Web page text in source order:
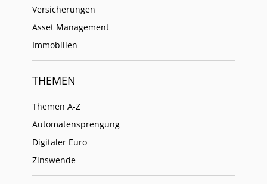
Versicherungen
Asset Management
Immobilien
THEMEN
Themen A-Z
Automatensprengung
Digitaler Euro
Zinswende